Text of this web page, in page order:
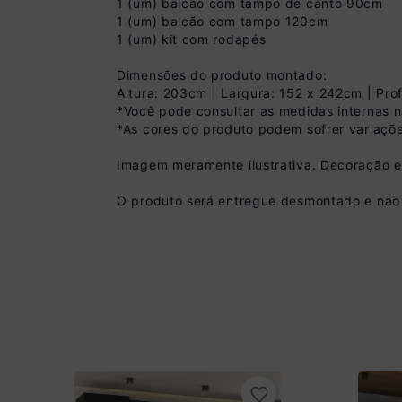
R$ 1.889,99 à
% de desconto)
1 (um) balcão com tampo de canto 90cm
1 (um) balcão com tampo 120cm
1 (um) kit com rodapés
Dimensões do produto montado:
Altura: 203cm | Largura: 152 x 242cm |
*Você pode consultar as medidas internas
*As cores do produto podem sofrer
Imagem meramente ilustrativa. Decoração
O produto será entregue desmontado e